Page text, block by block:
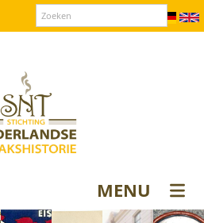
MENU